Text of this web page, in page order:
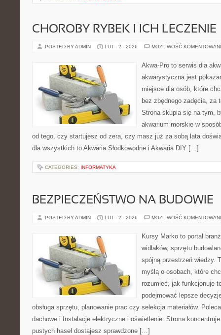
CHOROBY RYBEK I ICH LECZENIE
POSTED BY ADMIN LUT - 2 - 2026 MOŻLIWOŚĆ
Akwa-Pro to serwis dla
akwarystyczna jest
miejsce dla osób, które
bez zbędnego zadęcia, za
Strona skupia się na tym,
akwarium morskie w
od tego, czy startujesz od zera, czy masz już za sobą lata
dla wszystkich to Akwaria Słodkowodne i Akwaria DIY […]
CATEGORIES: INFORMATYKA
BEZPIECZEŃSTWO NA BUDOWIE
POSTED BY ADMIN LUT - 2 - 2026 MOŻLIWOŚĆ
Kursy Marko to portal
widlaków, sprzętu
spójną przestrzeń wiedzy.
myślą o osobach, które
rozumieć, jak funkcjonuje
podejmować lepsze
obsługa sprzętu, planowanie prac czy selekcja materiałów.
dachowe i Instalacje elektryczne i oświetlenie. Strona
pustych haseł dostajesz sprawdzone […]